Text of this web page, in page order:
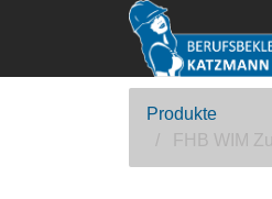
Produkte
FHB WIM